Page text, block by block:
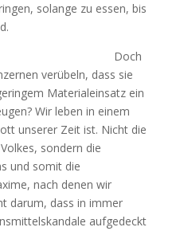
solange zu essen, bis
Doch
verübeln, dass sie
Materialeinsatz ein
Wir leben in einem
unserer Zeit ist. Nicht die
sondern die
und somit die
nach denen wir
darum, dass in immer
aufgedeckt